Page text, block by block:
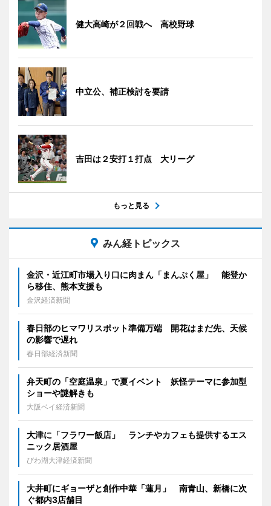
健大高崎が２回戦へ 高校野球
中立公、補正検討を要請
吉田は２安打１打点 大リーグ
もっと見る
みん経トピックス
金沢・近江町市場入り口に肉まん「まんぷく屋」 能登か
ら移住、熊本支援も
金沢経済新聞
春日部のヒマワリスポット準備万端 開花はまだ先、天候
の影響で遅れ
春日部経済新聞
弁天町の「空庭温泉」で夏イベント 妖怪テーマに参加型
ショーや謎解きも
大阪ベイ経済新聞
大津に「フラワー飯店」 ランチやカフェも提供するエス
ニック居酒屋
びわ湖大津経済新聞
大井町にギョーザと創作中華「蓮月」 南青山、新橋に次
ぐ都内3店舗目